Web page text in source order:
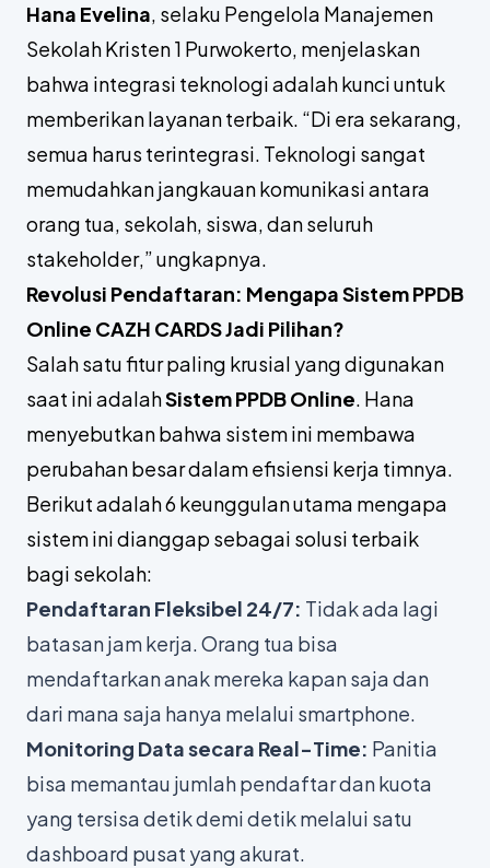
Hana Evelina, selaku Pengelola Manajemen
Sekolah Kristen 1 Purwokerto, menjelaskan
bahwa integrasi teknologi adalah kunci untuk
memberikan layanan terbaik. “Di era sekarang,
semua harus terintegrasi. Teknologi sangat
memudahkan jangkauan komunikasi antara
orang tua, sekolah, siswa, dan seluruh
stakeholder,” ungkapnya.
Revolusi Pendaftaran: Mengapa Sistem PPDB
Online CAZH CARDS Jadi Pilihan?
Salah satu fitur paling krusial yang digunakan
saat ini adalahSistem PPDB Online. Hana
menyebutkan bahwa sistem ini membawa
perubahan besar dalam efisiensi kerja timnya.
Berikut adalah 6 keunggulan utama mengapa
sistem ini dianggap sebagai solusi terbaik
bagi sekolah:
Pendaftaran Fleksibel 24/7: Tidak ada lagi
batasan jam kerja. Orang tua bisa
mendaftarkan anak mereka kapan saja dan
dari mana saja hanya melalui smartphone.
Monitoring Data secara Real-Time: Panitia
bisa memantau jumlah pendaftar dan kuota
yang tersisa detik demi detik melalui satu
dashboard pusat yang akurat.